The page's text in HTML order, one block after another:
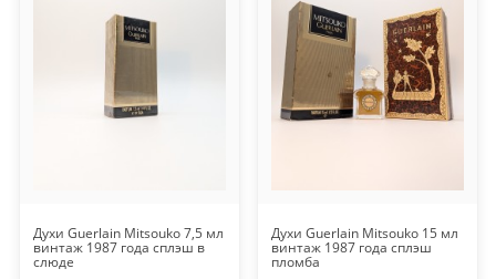
Духи Guerlain Mitsouko 7,5 мл
винтаж 1987 года сплэш в
слюде
Духи Guerlain Mitsouko 15 мл
винтаж 1987 года сплэш
пломба